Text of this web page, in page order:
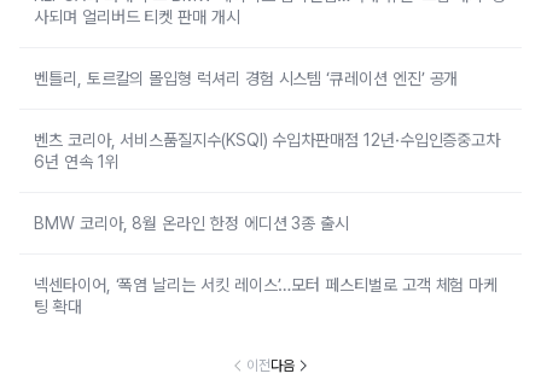
사되며 얼리버드 티켓 판매 개시
벤틀리, 토르칼의 몰입형 럭셔리 경험 시스템 ‘큐레이션 엔진’ 공개
벤츠 코리아, 서비스품질지수(KSQI) 수입차판매점 12년·수입인증중고차
6년 연속 1위
BMW 코리아, 8월 온라인 한정 에디션 3종 출시
넥센타이어, ‘폭염 날리는 서킷 레이스’…모터 페스티벌로 고객 체험 마케
팅 확대
이전다음